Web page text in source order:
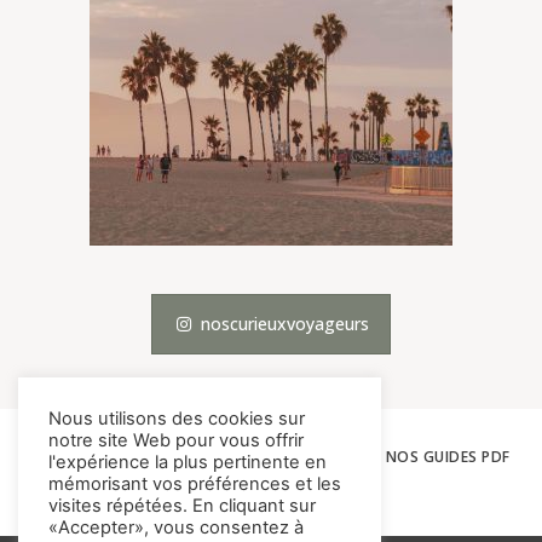
noscurieuxvoyageurs
ACCUEIL LES VOYAGES THÉMATIQUES
NOS GUIDES PDF
À PROPOS
CONTACT
Nous utilisons des cookies sur
notre site Web pour vous offrir
l'expérience la plus pertinente en
mémorisant vos préférences et les
visites répétées. En cliquant sur
«Accepter», vous consentez à